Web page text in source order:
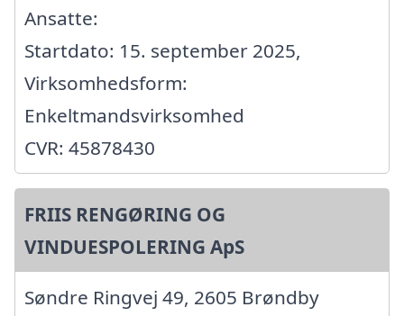
Ansatte:
Startdato: 15. september 2025,
Virksomhedsform:
Enkeltmandsvirksomhed
CVR: 45878430
FRIIS RENGØRING OG
VINDUESPOLERING ApS
Søndre Ringvej 49, 2605 Brøndby